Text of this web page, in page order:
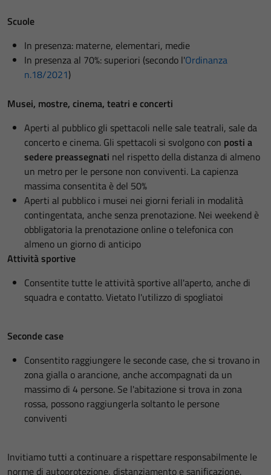
Scuole
In presenza: materne, elementari, medie
In presenza al 70%: superiori (secondo l'Ordinanza
n.18/2021)
Musei, mostre, cinema, teatri e concerti
Aperti al pubblico gli spettacoli nelle sale teatrali, sale da
concerto e cinema. Gli spettacoli si svolgono con posti a
sedere preassegnati nel rispetto della distanza di almeno
un metro per le persone non conviventi. La capienza
massima consentita è del 50%
Aperti al pubblico i musei nei giorni feriali in modalità
contingentata, anche senza prenotazione. Nei weekend è
obbligatoria la prenotazione online o telefonica con
almeno un giorno di anticipo
Attività sportive
Consentite tutte le attività sportive all'aperto, anche di
squadra e contatto. Vietato l'utilizzo di spogliatoi
Seconde case
Consentito raggiungere le seconde case, che si trovano in
zona gialla o arancione, anche accompagnati da un
massimo di 4 persone. Se l'abitazione si trova in zona
rossa, possono raggiungerla soltanto le persone
conviventi
Invitiamo tutti a continuare a rispettare responsabilmente le
norme di autoprotezione, distanziamento e sanificazione.